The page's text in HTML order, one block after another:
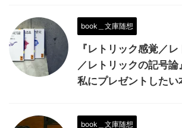
book＿文庫随想
『レトリック感覚／
／レトリックの記号
私にプレゼントしたい
book＿文庫随想